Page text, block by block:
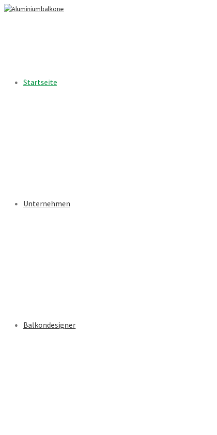
Startseite
Unternehmen
Balkondesigner